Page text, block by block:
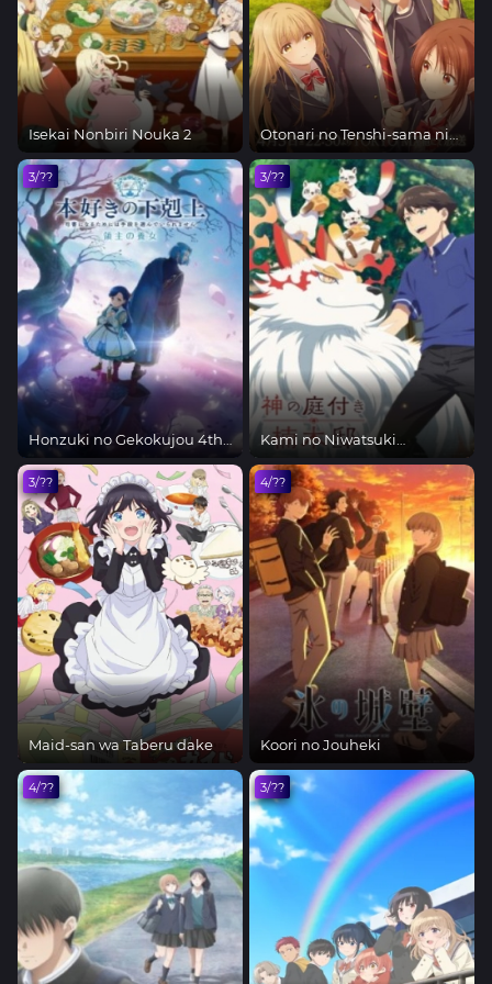
Isekai Nonbiri Nouka 2
Otonari no Tenshi-sama ni
Itsunomanika Dame
Ningen ni Sareteita Ken 2nd
Season
3/??
Honzuki no Gekokujou 4th
Season
3/??
Kami no Niwatsuki
Kusunoki-tei
3/??
Maid-san wa Taberu dake
4/??
Koori no Jouheki
4/?? 3/??